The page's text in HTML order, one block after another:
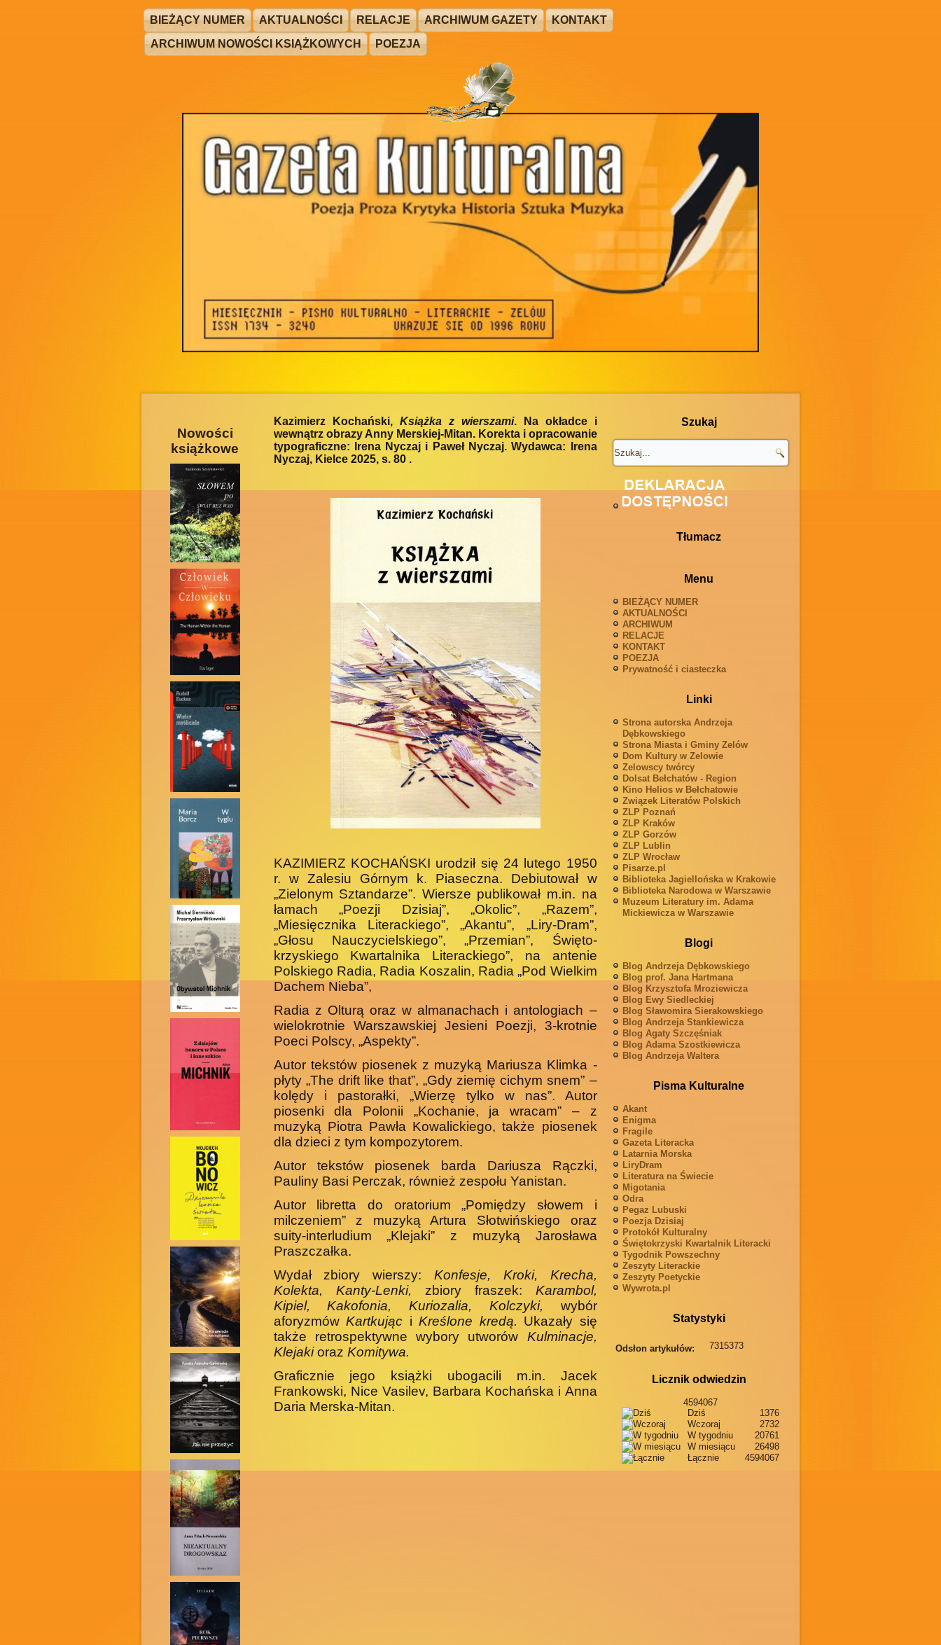
BIEŻĄCY NUMER AKTUALNOŚCI RELACJE ARCHIWUM GAZETY
KONTAKT
ARCHIWUM NOWOŚCI KSIĄŻKOWYCH
POEZJA
Nowości
książkowe
Kazimierz Kochański, Książka z wierszami. Na okładce i
wewnątrz obrazy Anny Merskiej-Mitan. Korekta i opracowanie
typograficzne: Irena Nyczaj i Paweł Nyczaj. Wydawca: Irena
Nyczaj, Kielce 2025, s. 80 .
KAZIMIERZ KOCHAŃSKI urodził się 24 lutego 1950
r. w Zalesiu Górnym k. Piasecz­na. Debiutował w
„Zielonym Sztandarze”. Wiersze publikował m.in. na
łamach „Poezji Dzisiaj”, „Okolic”, „Razem”,
„Miesięcznika Literackiego”, „Akantu”, „Liry-Dram”,
„Głosu Nauczycielskiego”, „Przemian”, Święto­
krzyskiego Kwartalnika Literackiego”, na antenie
Polskiego Radia, Radia Kosza­lin, Radia „Pod Wielkim
Dachem Nieba”,
Radia z Olturą oraz w almanachach i antologiach –
wielokrotnie Warszawskiej Jesieni Poezji, 3-krotnie
Poeci Polscy, „Aspekty”.
Autor tekstów piosenek z muzyką Mariusza Klimka -
płyty „The drift like that”, „Gdy ziemię cichym snem” –
kolędy i pastorałki, „Wierzę tylko w nas”. Autor
piosenki dla Polonii „Kochanie, ja wracam” – z
muzyką Piotra Pawła Kowalickiego, także piosenek
dla dzieci z tym kompozytorem.
Autor tekstów piosenek barda Dariusza Rączki,
Pauliny Basi Perczak, również zespołu Yanistan.
Autor libretta do oratorium „Pomiędzy słowem i
milczeniem” z muzyką Artura Słotwińskiego oraz
suity-interludium „Klejaki” z muzyką Jarosława
Praszczałka.
Wydał zbiory wierszy: Konfesje, Kroki, Krecha,
Kolekta, Kanty-Lenki, zbiory fraszek: Karambol,
Kipiel, Kakofonia, Kuriozalia, Kolczyki, wybór
aforyzmówKartkując iKreślone kredą. Ukazały się
także retrospektywne wybory utworów Kulminacje,
Klejakioraz Komitywa.
Graficznie jego książki ubogacili m.in. Jacek
Frankowski, Nice Vasilev, Barbara Kochańska i Anna
Daria Merska-Mitan.
Szukaj
Tłumacz
Menu
BIEŻĄCY NUMER
AKTUALNOŚCI
ARCHIWUM
RELACJE
KONTAKT
POEZJA
Prywatność i ciasteczka
Linki
Strona autorska Andrzeja
Dębkowskiego
Strona Miasta i Gminy Zelów
Dom Kultury w Zelowie
Zelowscy twórcy
Dolsat Bełchatów - Region
Kino Helios w Bełchatowie
Związek Literatów Polskich
ZLP Poznań
ZLP Kraków
ZLP Gorzów
ZLP Lublin
ZLP Wrocław
Pisarze.pl
Biblioteka Jagiellońska w Krakowie
Biblioteka Narodowa w Warszawie
Muzeum Literatury im. Adama
Mickiewicza w Warszawie
Blogi
Blog Andrzeja Dębkowskiego
Blog prof. Jana Hartmana
Blog Krzysztofa Mroziewicza
Blog Ewy Siedleckiej
Blog Sławomira Sierakowskiego
Blog Andrzeja Stankiewicza
Blog Agaty Szczęśniak
Blog Adama Szostkiewicza
Blog Andrzeja Waltera
Pisma Kulturalne
Akant
Enigma
Fragile
Gazeta Literacka
Latarnia Morska
LiryDram
Literatura na Świecie
Migotania
Odra
Pegaz Lubuski
Poezja Dzisiaj
Protokół Kulturalny
Świętokrzyski Kwartalnik Literacki
Tygodnik Powszechny
Zeszyty Literackie
Zeszyty Poetyckie
Wywrota.pl
Statystyki
Odsłon artykułów: 7315373
Licznik odwiedzin
4594067
Dziś
1376
Wczoraj
2732
W tygodniu
20761
W miesiącu
26498
Łącznie
4594067